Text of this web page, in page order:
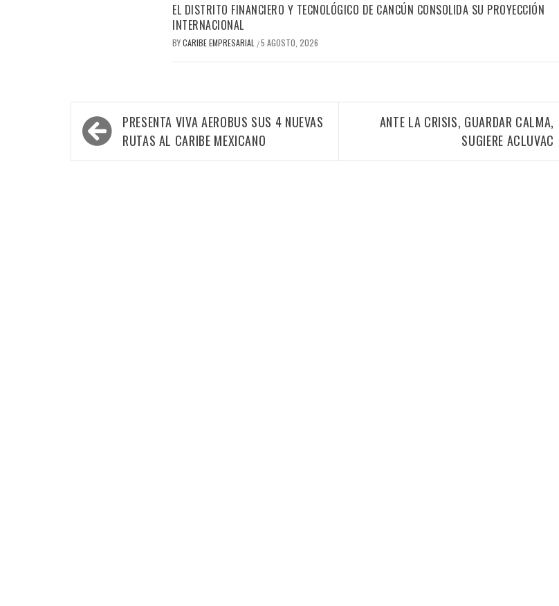
EL DISTRITO FINANCIERO Y TECNOLÓGICO DE CANCÚN CONSOLIDA SU PROYECCIÓN
INTERNACIONAL
BYCARIBE EMPRESARIAL /5 AGOSTO, 2026
Navegación
de
PRESENTA VIVA AEROBUS SUS 4 NUEVAS
RUTAS AL CARIBE MEXICANO
ANTE LA CRISIS, GUARDAR CALMA,
SUGIERE ACLUVAC